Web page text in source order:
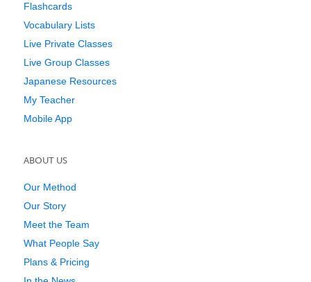
Flashcards
Vocabulary Lists
Live Private Classes
Live Group Classes
Japanese Resources
My Teacher
Mobile App
ABOUT US
Our Method
Our Story
Meet the Team
What People Say
Plans & Pricing